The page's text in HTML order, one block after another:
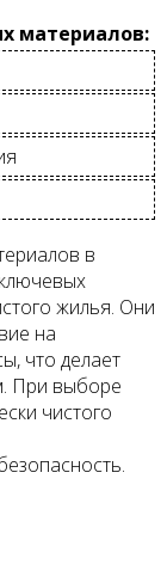
материалов:
в
жилья. Они
на
что делает
При выборе
чистого